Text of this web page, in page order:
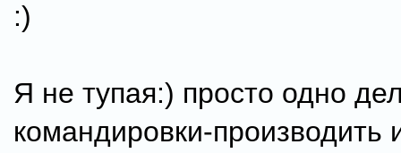
:)
Я не тупая:) просто одно
командировки-производить